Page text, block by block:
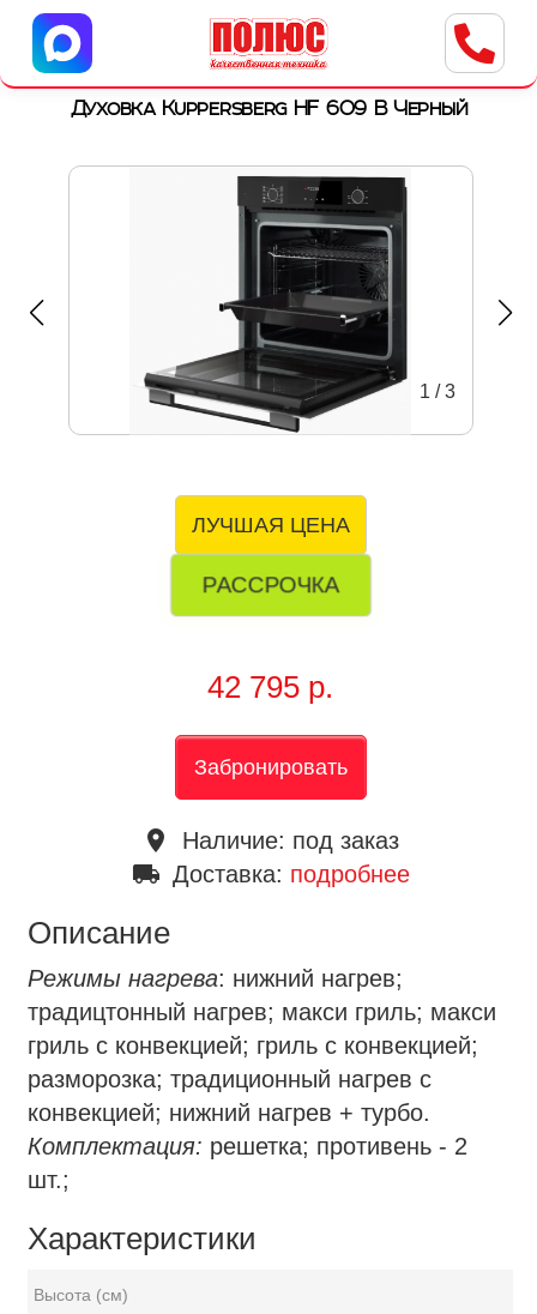
Центр бытовой техники
г. Ульяновск, ул. Пушкарева, 8a
Духовка Kuppersberg HF 609 B Черный
1 /3
ЛУЧШАЯ ЦЕНА
РАССРОЧКА
42 795 р.
Забронировать
place Наличие: под заказ
local_shipping Доставка: подробнее
Описание
Режимы нагрева: нижний нагрев;
традицтонный нагрев; макси гриль; макси
гриль с конвекцией; гриль с конвекцией;
разморозка; традиционный нагрев с
конвекцией; нижний нагрев + турбо.
Комплектация: решетка; противень - 2
шт.;
Характеристики
Высота (см)